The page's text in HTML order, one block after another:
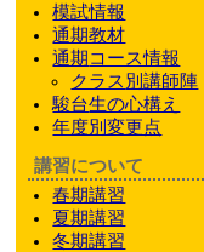
模試情報
通期教材
通期 コース情報
クラス別講師陣
駿台生の心構え
年度別変更点
講習について
春期講習
夏期講習
冬期講習